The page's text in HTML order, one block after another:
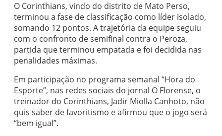
O Corinthians, vindo do distrito de Mato Perso,
terminou a fase de classificação como líder isolado,
somando 12 pontos. A trajetória da equipe seguiu
com o confronto de semifinal contra o Peroza,
partida que terminou empatada e foi decidida nas
penalidades máximas.
Em participação no programa semanal “Hora do
Esporte”, nas redes sociais do jornal O Florense, o
treinador do Corinthians, Jadir Miolla Canhoto, não
quis saber de favoritismo e afirmou que o jogo será
“bem igual”.